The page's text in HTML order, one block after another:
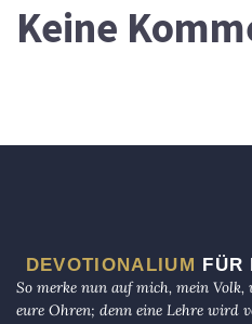
Keine
DEVOTIONALIUM
FÜR
So merke nun auf mich, mein
eure Ohren; denn eine Lehre wird